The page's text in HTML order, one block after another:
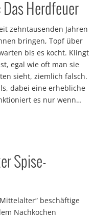
Herdfeuer
zehntausenden Jahren
bringen, Topf über
bis es kocht. Klingt
egal wie oft man sie
sieht, ziemlich falsch.
dabei eine erhebliche
es nur wenn…
Spise-
beschäftige
Nachkochen